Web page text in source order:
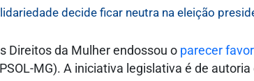
decide ficar neutra na eleição
Direitos da Mulher endossou o parecer
MG). A iniciativa legislativa é de autoria